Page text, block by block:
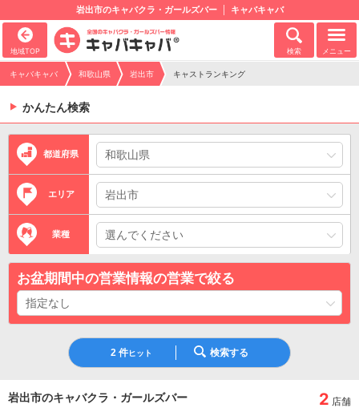
岩出市のキャバクラ・ガールズバー キャバキャバ
地域TOP 検索 メニュー
キャバキャバ 和歌山県 岩出市 キャストランキング
かんたん検索
都道府県
エリア
業種
お盆期間中の営業情報の営業で絞る
2 件ヒット 検索する
岩出市のキャバクラ・ガールズバー 2 店舗